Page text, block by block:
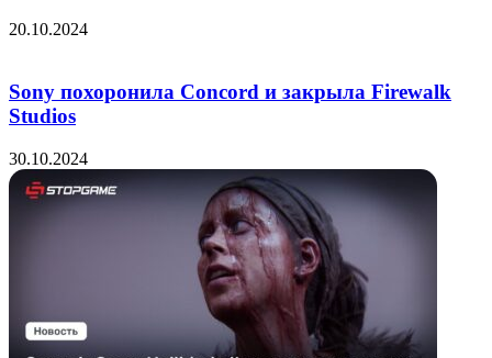
20.10.2024
Sony похоронила Concord и закрыла Firewalk
Studios
30.10.2024